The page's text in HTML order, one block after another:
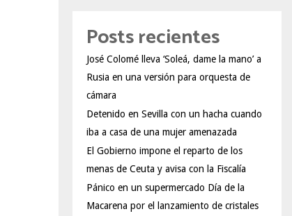
Posts recientes
José Colomé lleva ‘Soleá, dame la mano’ a
Rusia en una versión para orquesta de
cámara
Detenido en Sevilla con un hacha cuando
iba a casa de una mujer amenazada
El Gobierno impone el reparto de los
menas de Ceuta y avisa con la Fiscalía
Pánico en un supermercado Día de la
Macarena por el lanzamiento de cristales